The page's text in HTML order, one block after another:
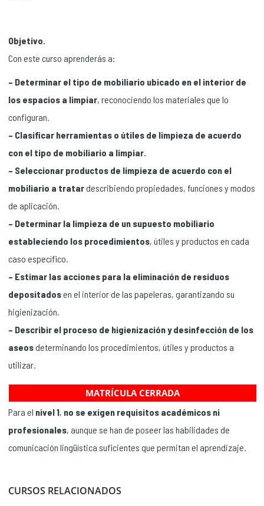
Objetivo.
Con este curso aprenderás a:
– Determinar el tipo de mobiliario ubicado en el interior de
los espacios a limpiar, reconociendo los materiales que lo
configuran.
– Clasificar herramientas o útiles de limpieza de acuerdo
con el tipo de mobiliario a limpiar.
– Seleccionar productos de limpieza de acuerdo con el
mobiliario a tratardescribiendo propiedades, funciones y modos
de aplicación.
– Determinar la limpieza de un supuesto mobiliario
estableciendo los procedimientos, útiles y productos en cada
caso específico.
– Estimar las acciones para la eliminación de residuos
depositadosen el interior de las papeleras, garantizando su
higienización.
– Describir el proceso de higienización y desinfección de los
aseosdeterminando los procedimientos, útiles y productos a
utilizar.
Para el nivel 1, no se exigen requisitos académicos ni
profesionales, aunque se han de poseer las habilidades de
comunicación lingüística suficientes que permitan el aprendizaje.
CURSOS RELACIONADOS
MATRÍCULA CERRADA